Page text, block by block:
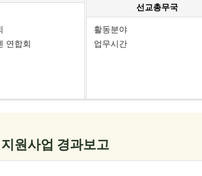
연합회
선교총무국
활동분야
업무시간
원사업 경과보고